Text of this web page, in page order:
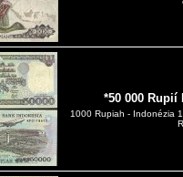
*50 000 Rupií
1000 Rupiah - Indonézia